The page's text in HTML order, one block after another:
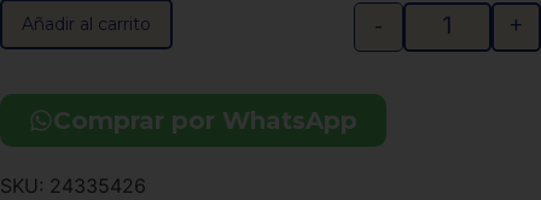
- +
Añadir al carrito
Comprar por WhatsApp
SKU: 24335426